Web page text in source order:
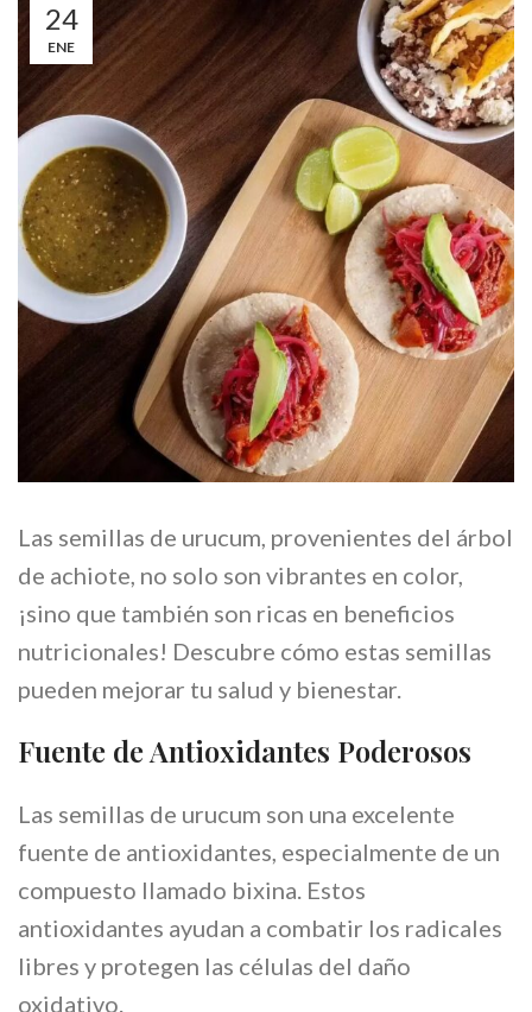
24
ENE
Las semillas de urucum, provenientes del árbol
de achiote, no solo son vibrantes en color,
¡sino que también son ricas en beneficios
nutricionales! Descubre cómo estas semillas
pueden mejorar tu salud y bienestar.
Fuente de Antioxidantes Poderosos
Las semillas de urucum son una excelente
fuente de antioxidantes, especialmente de un
compuesto llamado bixina. Estos
antioxidantes ayudan a combatir los radicales
libres y protegen las células del daño
oxidativo.